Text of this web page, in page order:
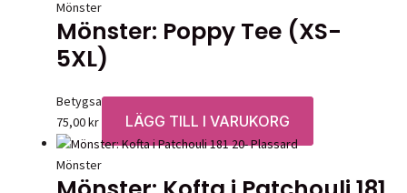
De
olika
på
produktsidan
Mönster
Mönster: Poppy Tee (XS-
5XL)
Betygsatt0av 5
75,00kr LÄGG TILL I VARUKORG
Mönster